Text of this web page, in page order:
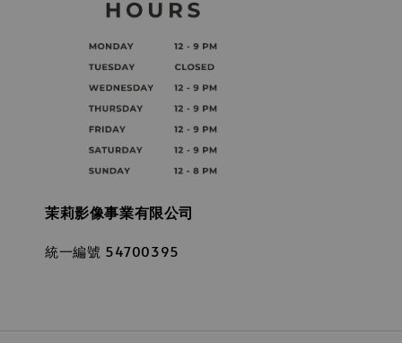
茉莉影像事業有限公司
統一編號 54700395